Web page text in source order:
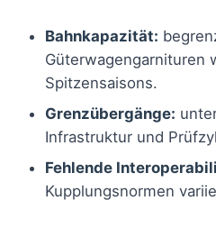
Bahnkapazität:
Güterwagengarnituren
Spitzensaisons.
Grenzübergänge:
Infrastruktur und
Fehlende
Kupplungsnormen